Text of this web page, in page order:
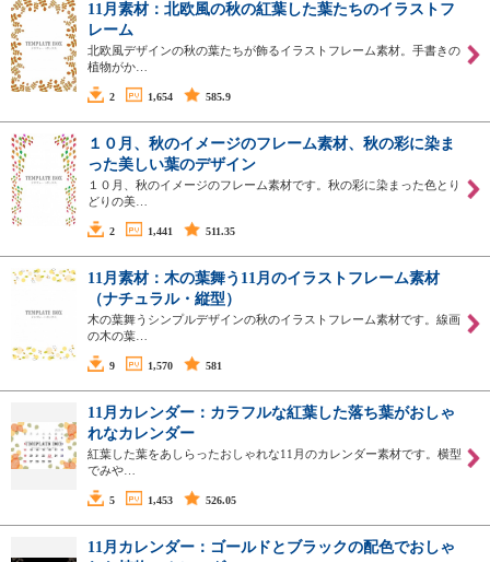
11月素材：北欧風の秋の紅葉した葉たちのイラストフ
レーム
北欧風デザインの秋の葉たちが飾るイラストフレーム素材。手書きの
植物がか…
2 1,654 585.9
１０月、秋のイメージのフレーム素材、秋の彩に染ま
った美しい葉のデザイン
１０月、秋のイメージのフレーム素材です。秋の彩に染まった色とり
どりの美…
2 1,441 511.35
11月素材：木の葉舞う11月のイラストフレーム素材
（ナチュラル・縦型）
木の葉舞うシンプルデザインの秋のイラストフレーム素材です。線画
の木の葉…
9 1,570 581
11月カレンダー：カラフルな紅葉した落ち葉がおしゃ
れなカレンダー
紅葉した葉をあしらったおしゃれな11月のカレンダー素材です。横型
でみや…
5 1,453 526.05
11月カレンダー：ゴールドとブラックの配色でおしゃ